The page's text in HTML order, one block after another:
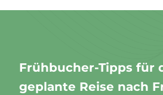
Frühbucher-Tipps für
geplante Reise nach